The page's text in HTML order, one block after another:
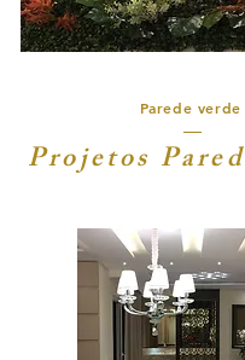
Parede verde
Projetos